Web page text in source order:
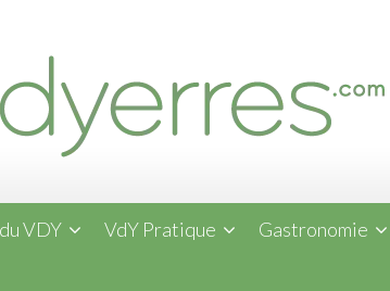
VDY VdY Pratique Gastronomie